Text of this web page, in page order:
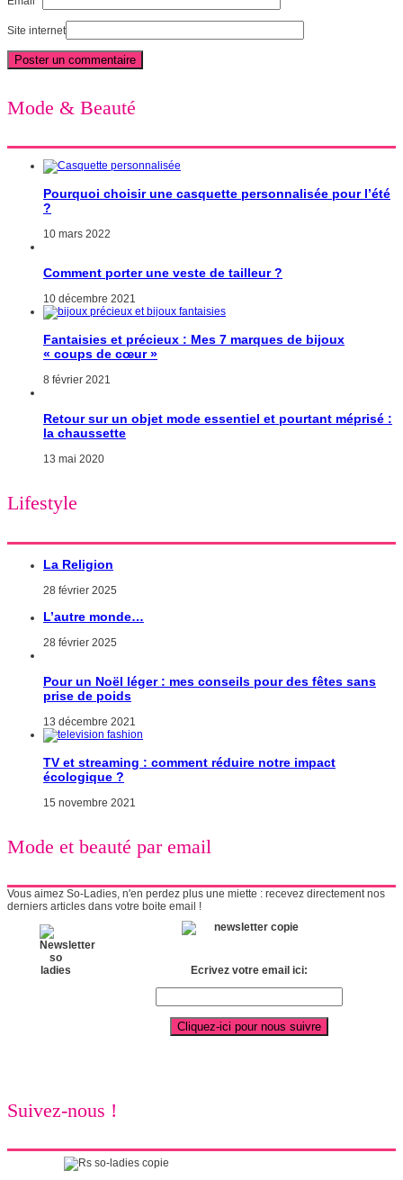
Site internet
Mode & Beauté
Pourquoi choisir une casquette personnalisée pour l’été
?
10 mars 2022
Comment porter une veste de tailleur ?
10 décembre 2021
Fantaisies et précieux : Mes 7 marques de bijoux
« coups de cœur »
8 février 2021
Retour sur un objet mode essentiel et pourtant méprisé :
la chaussette
13 mai 2020
Lifestyle
La Religion
28 février 2025
L’autre monde…
28 février 2025
Pour un Noël léger : mes conseils pour des fêtes sans
prise de poids
13 décembre 2021
TV et streaming : comment réduire notre impact
écologique ?
15 novembre 2021
Mode et beauté par email
Vous aimez So-Ladies, n'en perdez plus une miette : recevez directement nos
derniers articles dans votre boite email !
Ecrivez votre email ici:
Suivez-nous !